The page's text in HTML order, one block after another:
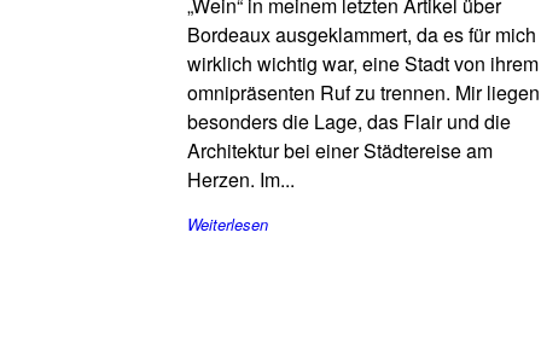
Bordeaux ausgeklammert, da es für mich
wirklich wichtig war, eine Stadt von ihrem
omnipräsenten Ruf zu trennen. Mir liegen
besonders die Lage, das Flair und die
Architektur bei einer Städtereise am
Herzen. Im...
Weiterlesen